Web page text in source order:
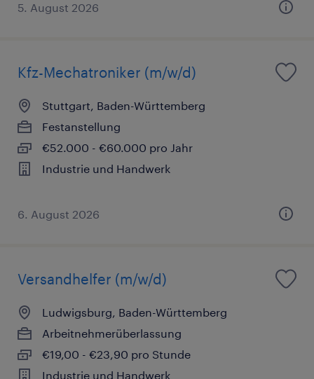
5. August 2026
Kfz-Mechatroniker (m/w/d)
Stuttgart, Baden-Württemberg
Festanstellung
€52.000 - €60.000 pro Jahr
Industrie und Handwerk
6. August 2026
Versandhelfer (m/w/d)
Ludwigsburg, Baden-Württemberg
Arbeitnehmerüberlassung
€19,00 - €23,90 pro Stunde
Industrie und Handwerk